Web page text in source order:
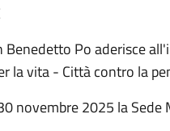
Po aderisce
la vita - Città contro la
novembre 2025 la